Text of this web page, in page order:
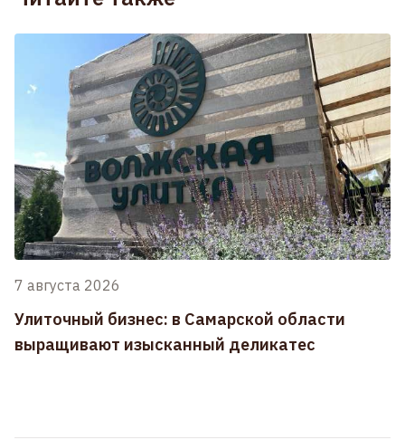
7 августа 2026
Улиточный бизнес: в Самарской области
выращивают изысканный деликатес